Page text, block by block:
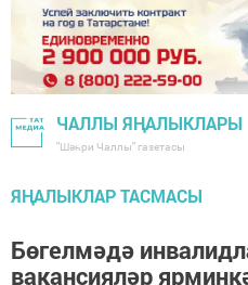
ЧАЛЛЫ ЯҢАЛЫКЛАРЫ
"Шәһри Чаллы" газетасы
ЯҢАЛЫКЛАР ТАСМАСЫ
Бөгелмәдә
вакансияләр